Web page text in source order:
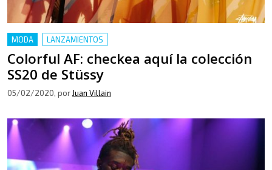
MODA LANZAMIENTOS
Colorful AF: checkea aquí la colección
SS20 de Stüssy
05/02/2020, por Juan Villain